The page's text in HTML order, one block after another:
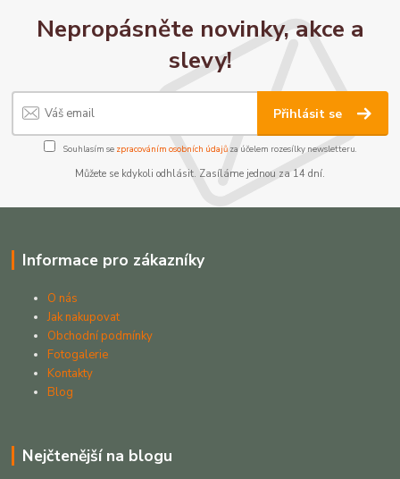
Nepropásněte novinky, akce a
slevy!
Přihlásit se
Souhlasím se zpracováním osobních údajůza účelem rozesílky newsletteru.
Můžete se kdykoli odhlásit. Zasíláme jednou za 14 dní.
Informace pro zákazníky
O nás
Jak nakupovat
Obchodní podmínky
Fotogalerie
Kontakty
Blog
Nejčtenější na blogu